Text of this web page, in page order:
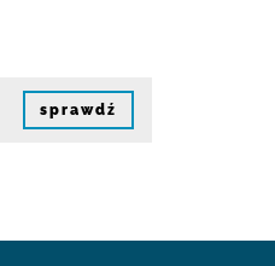
sprawdź